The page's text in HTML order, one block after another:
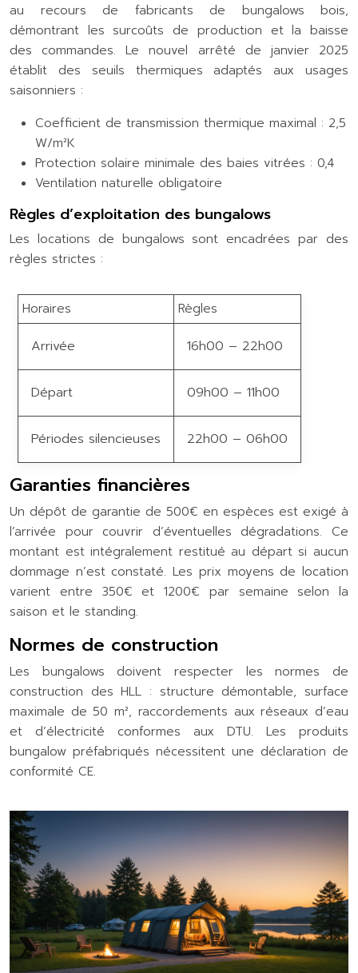
au recours de fabricants de bungalows bois,
démontrant les surcoûts de production et la baisse
des commandes. Le nouvel arrêté de janvier 2025
établit des seuils thermiques adaptés aux usages
saisonniers :
Coefficient de transmission thermique maximal : 2,5
W/m²K
Protection solaire minimale des baies vitrées : 0,4
Ventilation naturelle obligatoire
Règles d’exploitation des bungalows
Les locations de bungalows sont encadrées par des
règles strictes :
Horaires Règles
Arrivée 16h00 – 22h00
Départ 09h00 – 11h00
Périodes silencieuses 22h00 – 06h00
Garanties financières
Un dépôt de garantie de 500€ en espèces est exigé à
l’arrivée pour couvrir d’éventuelles dégradations. Ce
montant est intégralement restitué au départ si aucun
dommage n’est constaté. Les prix moyens de location
varient entre 350€ et 1200€ par semaine selon la
saison et le standing.
Normes de construction
Les bungalows doivent respecter les normes de
construction des HLL : structure démontable, surface
maximale de 50 m², raccordements aux réseaux d’eau
et d’électricité conformes aux DTU. Les produits
bungalow préfabriqués nécessitent une déclaration de
conformité CE.